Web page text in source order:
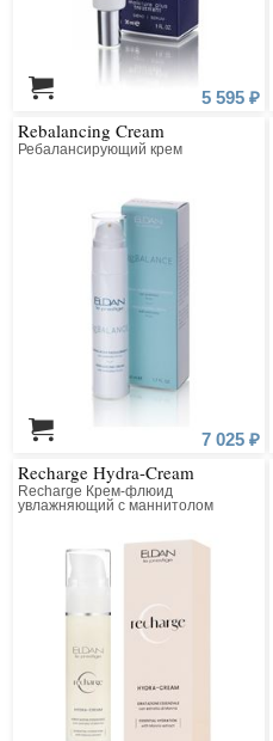
5 595 ₽
Rebalancing Cream
Ребалансирующий крем
7 025 ₽
Recharge Hydra-Cream
Recharge Крем-флюид
увлажняющий с маннитолом